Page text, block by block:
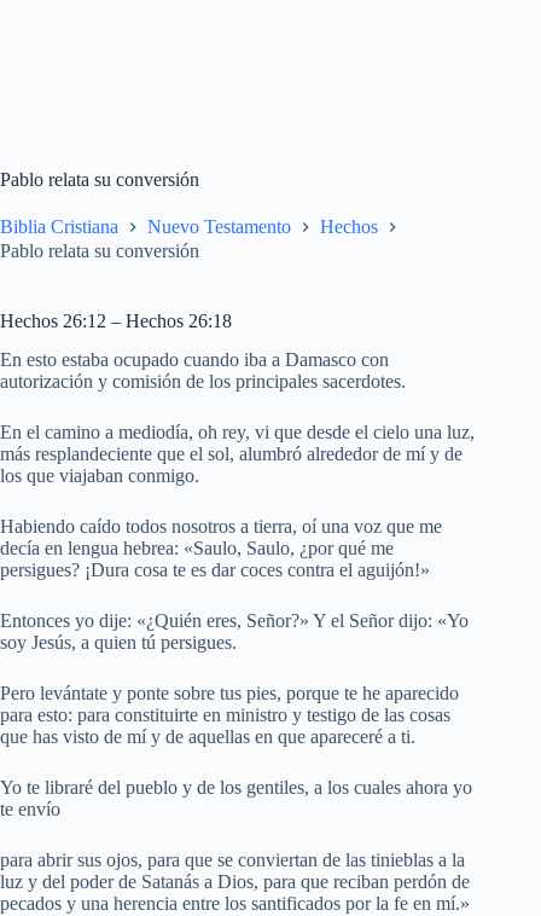
Pablo relata su conversión
Biblia Cristiana Nuevo Testamento
Hechos
Pablo relata su conversión
Hechos 26:12 – Hechos 26:18
En esto estaba ocupado cuando iba a Damasco con
autorización y comisión de los principales sacerdotes.
En el camino a mediodía, oh rey, vi que desde el cielo una luz,
más resplandeciente que el sol, alumbró alrededor de mí y de
los que viajaban conmigo.
Habiendo caído todos nosotros a tierra, oí una voz que me
decía en lengua hebrea: «Saulo, Saulo, ¿por qué me
persigues? ¡Dura cosa te es dar coces contra el aguijón!»
Entonces yo dije: «¿Quién eres, Señor?» Y el Señor dijo: «Yo
soy Jesús, a quien tú persigues.
Pero levántate y ponte sobre tus pies, porque te he aparecido
para esto: para constituirte en ministro y testigo de las cosas
que has visto de mí y de aquellas en que apareceré a ti.
Yo te libraré del pueblo y de los gentiles, a los cuales ahora yo
te envío
para abrir sus ojos, para que se conviertan de las tinieblas a la
luz y del poder de Satanás a Dios, para que reciban perdón de
pecados y una herencia entre los santificados por la fe en mí.»